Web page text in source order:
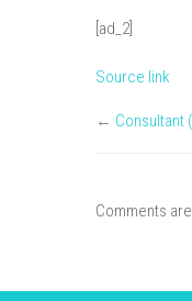
[ad_2]
Source link
← Consultant
Comments